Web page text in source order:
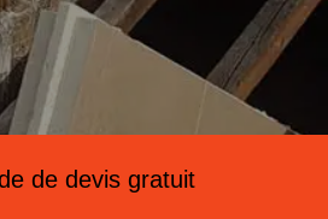
de devis gratuit